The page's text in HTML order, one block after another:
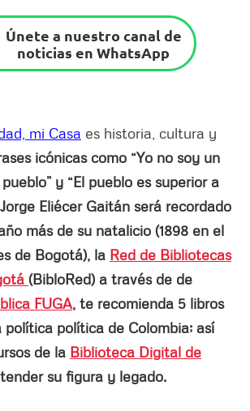
Únete a nuestro canal de
noticias en WhatsApp
mi Casa es historia, cultura y
icónicas como “Yo no soy un
y “El pueblo es superior a
Eliécer Gaitán será recordado
más de su natalicio (1898 en el
de Bogotá), la Red de Bibliotecas
(BibloRed) a través de de
FUGA, te recomienda 5 libros
política política de Colombia; así
de la Biblioteca Digital de
su figura y legado.